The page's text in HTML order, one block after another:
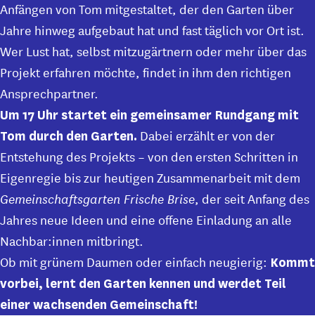
Anfängen von Tom mitgestaltet, der den Garten über
Jahre hinweg aufgebaut hat und fast täglich vor Ort ist.
Wer Lust hat, selbst mitzugärtnern oder mehr über das
Projekt erfahren möchte, findet in ihm den richtigen
Ansprechpartner.
Um 17 Uhr startet ein gemeinsamer Rundgang mit
Tom durch den Garten. Dabei erzählt er von der
Entstehung des Projekts – von den ersten Schritten in
Eigenregie bis zur heutigen Zusammenarbeit mit dem
Gemeinschaftsgarten Frische Brise, der seit Anfang des
Jahres neue Ideen und eine offene Einladung an alle
Nachbar:innen mitbringt.
Ob mit grünem Daumen oder einfach neugierig: Kommt
vorbei, lernt den Garten kennen und werdet Teil
einer wachsenden Gemeinschaft!